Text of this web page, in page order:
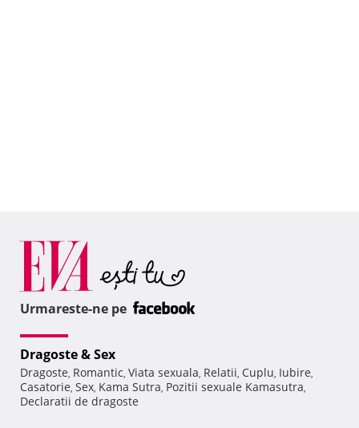
Urmareste-ne pe
Dragoste & Sex
Dragoste, Romantic, Viata sexuala, Relatii, Cuplu, Iubire,
Casatorie, Sex, Kama Sutra, Pozitii sexuale Kamasutra,
Declaratii de dragoste